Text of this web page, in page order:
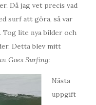
Då jag vet precis vad
surf att göra, så var
Tog lite nya bilder och
Detta blev mitt
Goes Surfing:
Nästa
uppgift